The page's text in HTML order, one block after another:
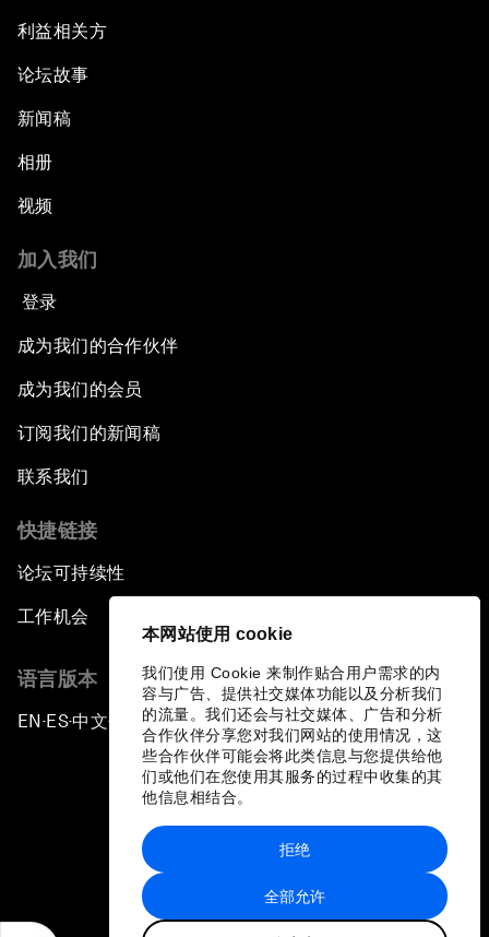
本网站使用 cookie
我们使用 Cookie 来制作贴合用户需求的内
容与广告、提供社交媒体功能以及分析我们
的流量。我们还会与社交媒体、广告和分析
合作伙伴分享您对我们网站的使用情况，这
些合作伙伴可能会将此类信息与您提供给他
们或他们在您使用其服务的过程中收集的其
他信息相结合。
全部允许
拒绝
利益相关方
论坛故事
新闻稿
相册
视频
加入我们
登录
成为我们的合作伙伴
成为我们的会员
订阅我们的新闻稿
联系我们
快捷链接
论坛可持续性
工作机会
语言版本
EN ▪ ES▪中文▪ 日本語
站点地图